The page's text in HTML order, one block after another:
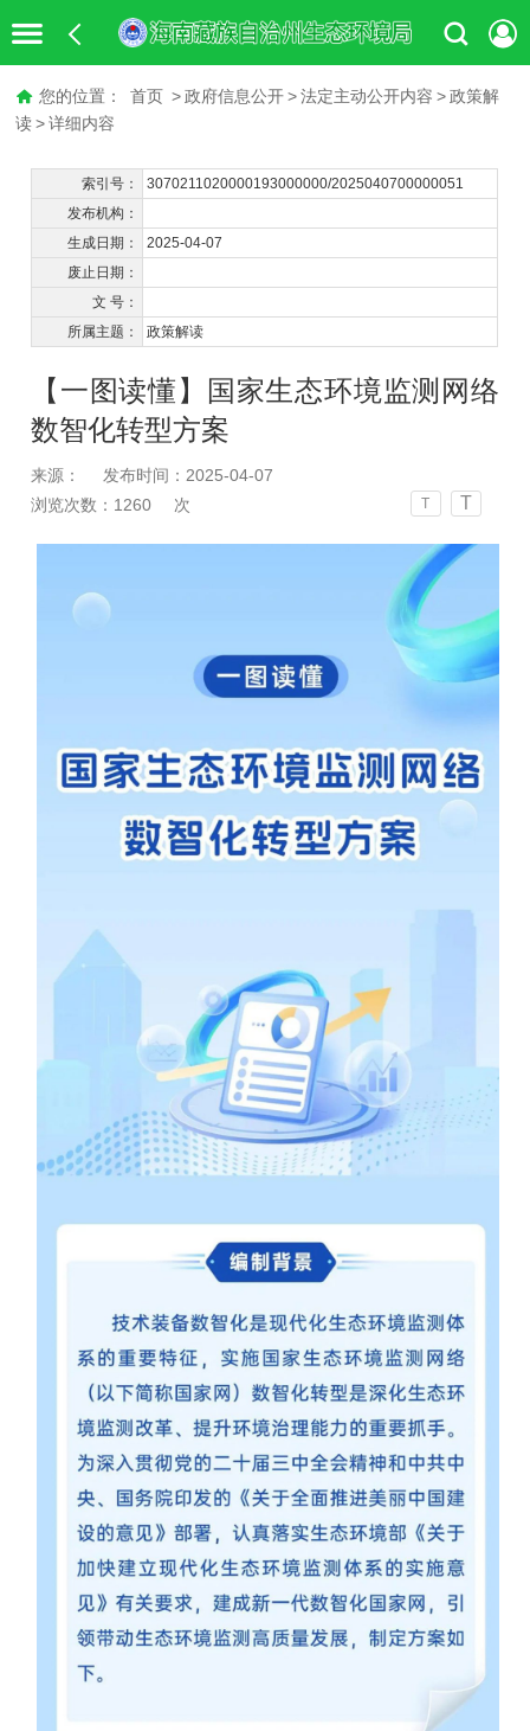
您的位置： 首页 > 政府信息公开 > 法定主动公开内容 > 政策解
读 > 详细内容
索引号：
3070211020000193000000/2025040700000051
发布机构：
生成日期：
2025-04-07
废止日期：
文 号：
所属主题：
政策解读
【一图读懂】国家生态环境监测网络
数智化转型方案
来源：
发布时间：2025-04-07
浏览次数： 1260 次 T T